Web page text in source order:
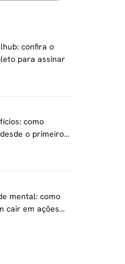
confira o
para assinar
como
o primeiro
mental: como
cair em ações